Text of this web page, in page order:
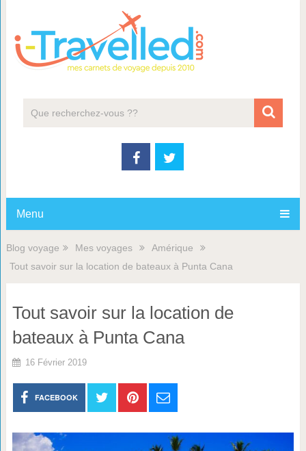
Menu
Blog voyage Mes voyages
Amérique
Tout savoir sur la location de bateaux à Punta Cana
Tout savoir sur la location de
bateaux à Punta Cana
16 Février 2019
FACEBOOK